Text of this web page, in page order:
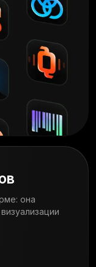
она